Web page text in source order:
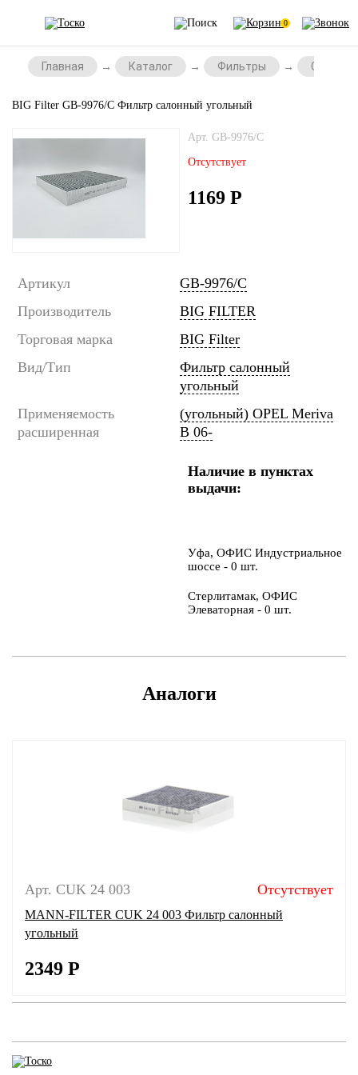
0
Главная Каталог Фильтры
BIG Filter GB-9976/C Фильтр салонный угольный
Арт. GB-9976/C
Отсутствует
1169 Р
Артикул
GB-9976/C
Производитель
BIG FILTER
Торговая марка
BIG Filter
Вид/Тип
Фильтр салонный
угольный
Применяемость
расширенная
(угольный) OPEL Meriva
B 06-
Наличие в пунктах
выдачи:
Уфа, ОФИС Индустриальное
шоссе - 0 шт.
Стерлитамак, ОФИС
Элеваторная - 0 шт.
Аналоги
Арт. CUK 24 003 Отсутствует
MANN-FILTER CUK 24 003 Фильтр салонный
угольный
2349 Р